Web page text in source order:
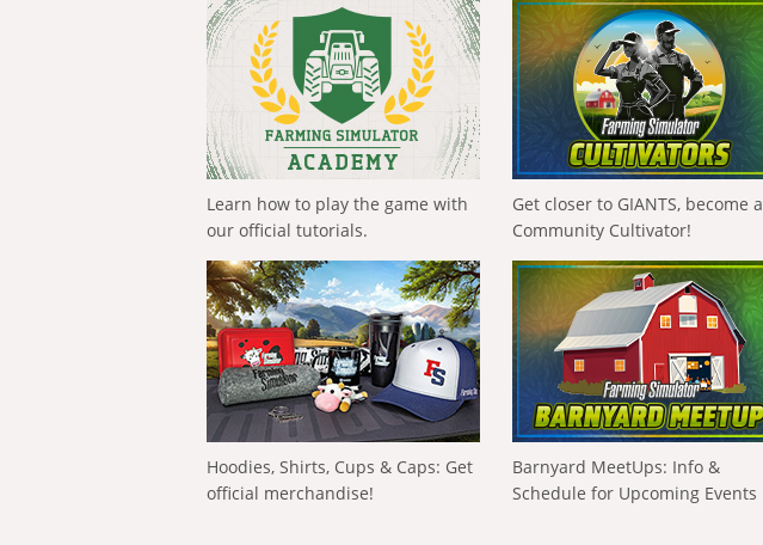
Learn how to play the game with
our official tutorials.
Get closer to GIANTS, become a
Community Cultivator!
Hoodies, Shirts, Cups & Caps: Get
official merchandise!
Barnyard MeetUps: Info &
Schedule for Upcoming Events